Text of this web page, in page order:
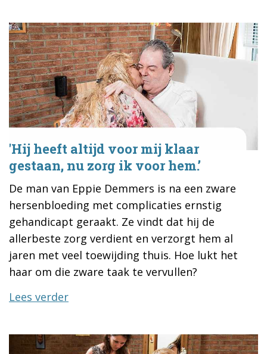
'Hij heeft altijd voor mij klaar
gestaan, nu zorg ik voor hem.’
De man van Eppie Demmers is na een zware
hersenbloeding met complicaties ernstig
gehandicapt geraakt. Ze vindt dat hij de
allerbeste zorg verdient en verzorgt hem al
jaren met veel toewijding thuis. Hoe lukt het
haar om die zware taak te vervullen?
Lees verder